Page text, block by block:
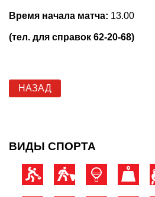
Время начала матча: 13.00
(тел. для справок 62-20-68)
НАЗАД
ВИДЫ СПОРТА